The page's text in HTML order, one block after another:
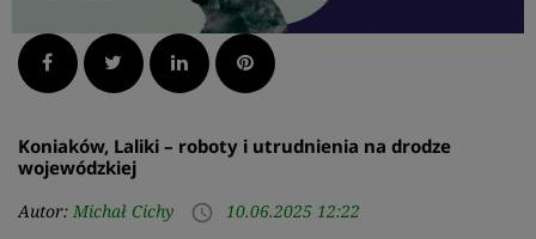
Facebook Twitter LinkedInPinterest
Koniaków, Laliki – roboty i utrudnienia na drodze
wojewódzkiej
Autor: Michał Cichy access_time 10.06.2025 12:22